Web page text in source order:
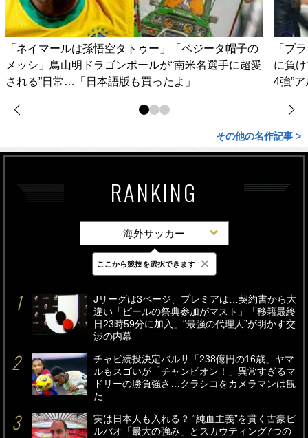
「ネイマールは孫悟空タトゥー」「ベジータ帽子の
メッシ」鳥山明ドラゴンボールが“南米名選手に超愛
される”日常…「日本語版も買ったよ」
「ブ
に負
4強”
その他の名作記事 >
RANKING
海外サッカー
最新 24時間 週間
Jリーグは3ページ、プレミアは…契約書から大
違い「ビールの祭典参加がマスト」「移籍最終
日23時59分に加入」“最強の代理人”が明かす交
渉の内幕
チャビ続投決定バルサ「238億円の16歳」ヤマ
ルもスゴいが「チャンピオン！」異常すぎるマ
ドリーの勝負強さ…クラシコをカメラマンは観
た
実は日本人も入れる？ “純血主義”を貫く古豪ビ
ルバオ「最大の強み」とスカウティング7つの
ここから競技を選択できます ×